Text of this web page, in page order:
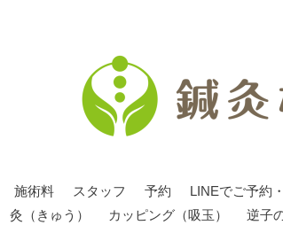
施術料 スタッフ 予約 LINEでご予約
灸（きゅう） カッピング（吸玉） 逆子